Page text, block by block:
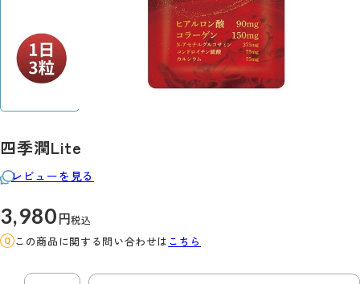
四季潤Lite
レビューを見る
3,980 円税込
この商品に関する問い合わせは こちら